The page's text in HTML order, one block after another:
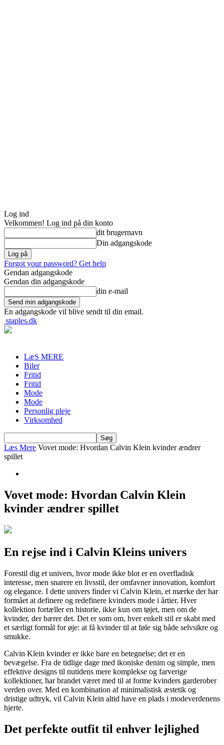
Log ind
Velkommen! Log ind på din konto
dit brugernavn
Din adgangskode
Forgot your password? Get help
Gendan adgangskode
Gendan din adgangskode
din e-mail
En adgangskode vil blive sendt til din email.
staples.dk
LæS MERE
Biler
Fritid
Fritid
Mode
Mode
Personlig pleje
Virksomhed
Læs Mere Vovet mode: Hvordan Calvin Klein kvinder ændrer
spillet
Vovet mode: Hvordan Calvin Klein
kvinder ændrer spillet
En rejse ind i Calvin Kleins univers
Forestil dig et univers, hvor mode ikke blot er en overfladisk
interesse, men snarere en livsstil, der omfavner innovation, komfort
og elegance. I dette univers finder vi Calvin Klein, et mærke der har
formået at definere og redefinere kvinders mode i årtier. Hver
kollektion fortæller en historie, ikke kun om tøjet, men om de
kvinder, der bærer det. Det er som om, hver enkelt stil er skabt med
et særligt formål for øje: at få kvinder til at føle sig både selvsikre og
smukke.
Calvin Klein kvinder er ikke bare en betegnelse; det er en
bevægelse. Fra de tidlige dage med ikoniske denim og simple, men
effektive designs til nutidens mere komplekse og farverige
kollektioner, har brandet været med til at forme kvinders garderober
verden over. Med en kombination af minimalistisk æstetik og
dristige udtryk, vil Calvin Klein altid have en plads i modeverdenens
hjerte.
Det perfekte outfit til enhver lejlighed